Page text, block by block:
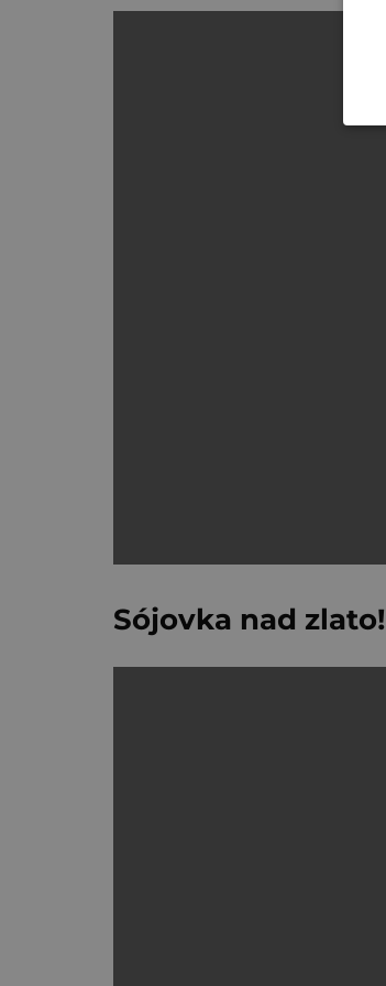
Sójovka nad zlato!